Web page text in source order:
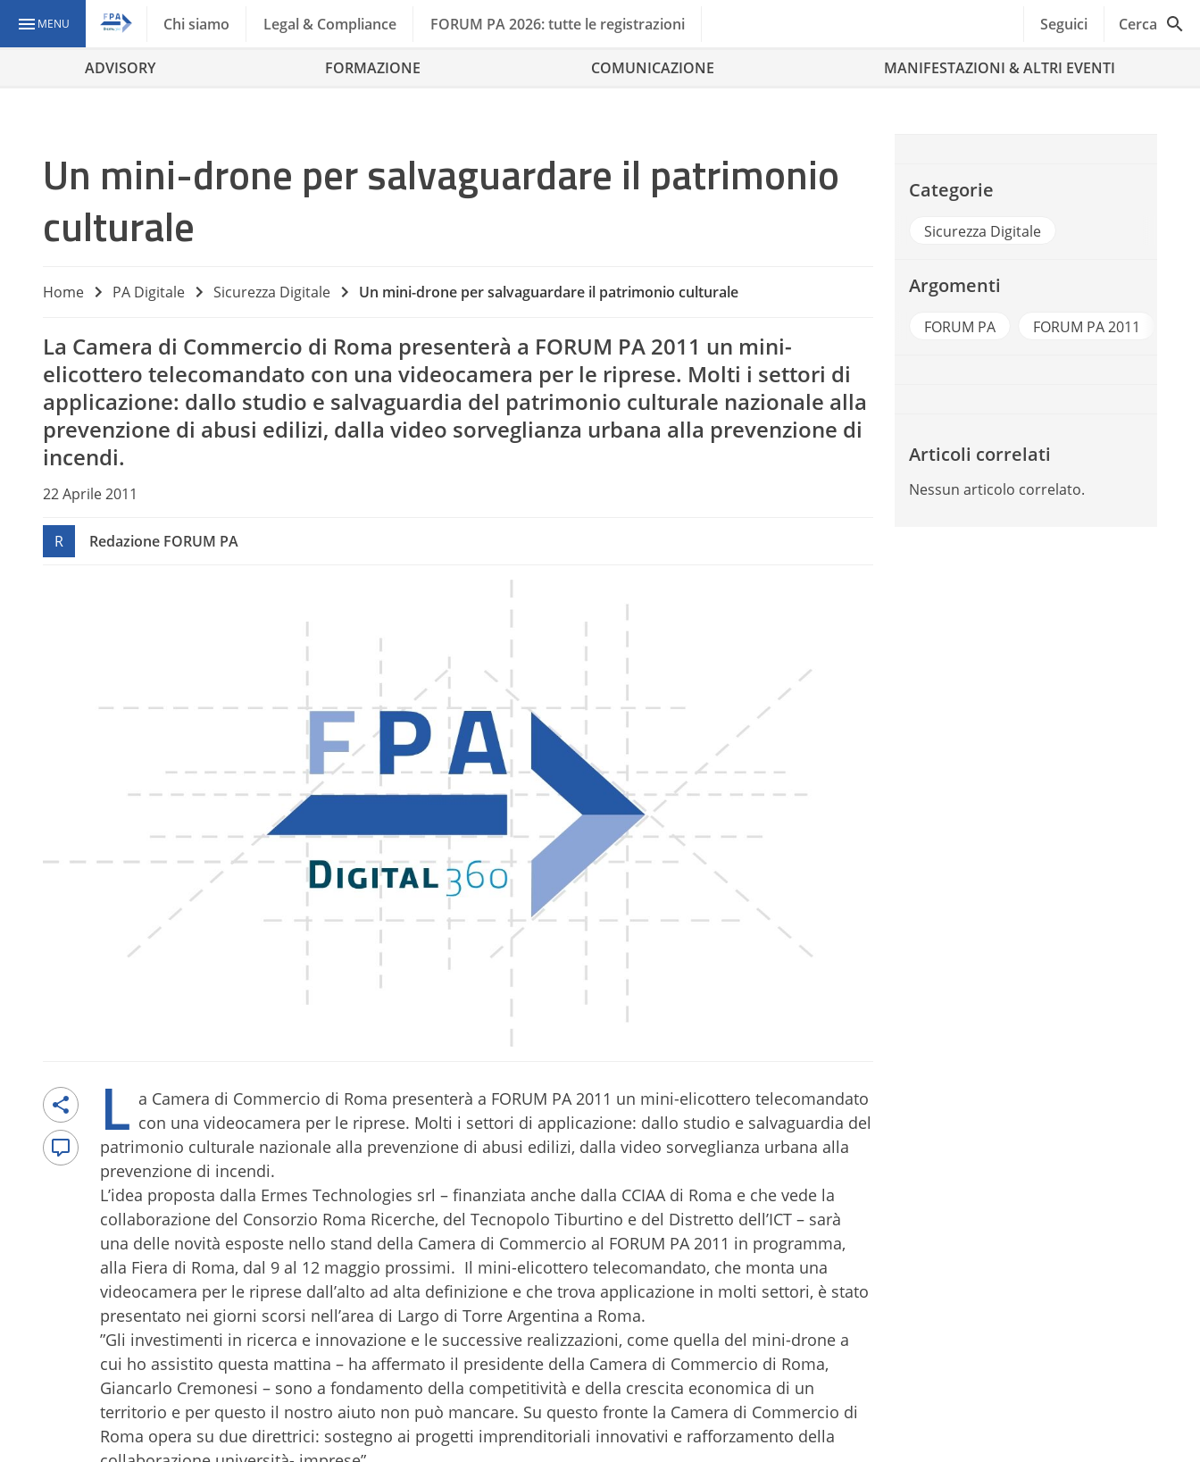
MENU Chi siamo Legal & Compliance FORUM PA 2026: tutte le registrazioni Seguici Cerca
ADVISORY FORMAZIONE COMUNICAZIONE MANIFESTAZIONI & ALTRI EVENTI
Un mini-drone per salvaguardare il patrimonio
culturale
Home PA Digitale Sicurezza Digitale Un mini-drone per salvaguardare il patrimonio culturale
La Camera di Commercio di Roma presenterà a FORUM PA 2011 un mini-
elicottero telecomandato con una videocamera per le riprese. Molti i settori di
applicazione: dallo studio e salvaguardia del patrimonio culturale nazionale alla
prevenzione di abusi edilizi, dalla video sorveglianza urbana alla prevenzione di
incendi.
22 Aprile 2011
R Redazione FORUM PA
L a Camera di Commercio di Roma presenterà a FORUM PA 2011 un mini-elicottero telecomandato
con una videocamera per le riprese. Molti i settori di applicazione: dallo studio e salvaguardia del
patrimonio culturale nazionale alla prevenzione di abusi edilizi, dalla video sorveglianza urbana alla
prevenzione di incendi.
L’idea proposta dalla Ermes Technologies srl – finanziata anche dalla CCIAA di Roma e che vede la
collaborazione del Consorzio Roma Ricerche, del Tecnopolo Tiburtino e del Distretto dell’ICT – sarà
una delle novità esposte nello stand della Camera di Commercio al FORUM PA 2011 in programma,
alla Fiera di Roma, dal 9 al 12 maggio prossimi. Il mini-elicottero telecomandato, che monta una
videocamera per le riprese dall’alto ad alta definizione e che trova applicazione in molti settori, è stato
presentato nei giorni scorsi nell’area di Largo di Torre Argentina a Roma.
”Gli investimenti in ricerca e innovazione e le successive realizzazioni, come quella del mini-drone a
cui ho assistito questa mattina – ha affermato il presidente della Camera di Commercio di Roma,
Giancarlo Cremonesi – sono a fondamento della competitività e della crescita economica di un
territorio e per questo il nostro aiuto non può mancare. Su questo fronte la Camera di Commercio di
Roma opera su due direttrici: sostegno ai progetti imprenditoriali innovativi e rafforzamento della
Categorie
Sicurezza Digitale
Argomenti
FORUM PA FORUM PA 2011
Articoli correlati
Nessun articolo correlato.